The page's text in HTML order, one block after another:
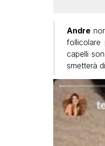
Andre
capelli
smetterà